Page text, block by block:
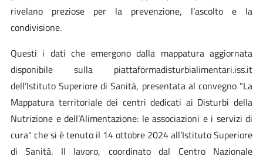
rivelano preziose per la prevenzione, l’ascolto e la
condivisione.
Questi i dati che emergono dalla mappatura aggiornata
disponibile sulla piattaformadisturbialimentari.iss.it
dell’Istituto Superiore di Sanità, presentata al convegno "La
Mappatura territoriale dei centri dedicati ai Disturbi della
Nutrizione e dell’Alimentazione: le associazioni e i servizi di
cura" che si è tenuto il 14 ottobre 2024 all’Istituto Superiore
di Sanità. Il lavoro, coordinato dal Centro Nazionale